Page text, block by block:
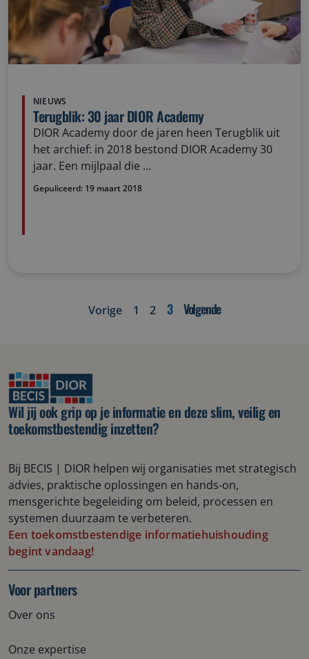
NIEUWS
Terugblik: 30 jaar DIOR Academy
DIOR Academy door de jaren heen Terugblik uit
het archief: in 2018 bestond DIOR Academy 30
jaar. Een mijlpaal die ...
Gepuliceerd: 19 maart 2018
Vorige 1 2 3 Volgende
Wil jij ook grip op je informatie en deze slim, veilig en
toekomstbestendig inzetten?
Bij BECIS | DIOR helpen wij organisaties met strategisch
advies, praktische oplossingen en hands-on,
mensgerichte begeleiding om beleid, processen en
systemen duurzaam te verbeteren.
Een toekomstbestendige informatiehuishouding
begint vandaag!
Voor partners
Over ons
Onze expertise